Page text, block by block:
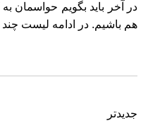
در آخر باید بگویم حواسمان
هم باشیم. در ادامه لیست
جدیدتر